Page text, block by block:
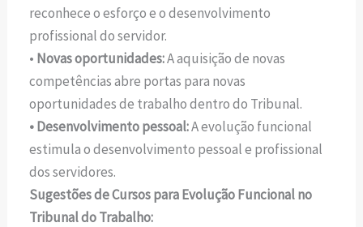
reconhece o esforço e o desenvolvimento
profissional do servidor.
• Novas oportunidades:A aquisição de novas
competências abre portas para novas
oportunidades de trabalho dentro do Tribunal.
• Desenvolvimento pessoal:A evolução funcional
estimula o desenvolvimento pessoal e profissional
dos servidores.
Sugestões de Cursos para Evolução Funcional no
Tribunal do Trabalho: